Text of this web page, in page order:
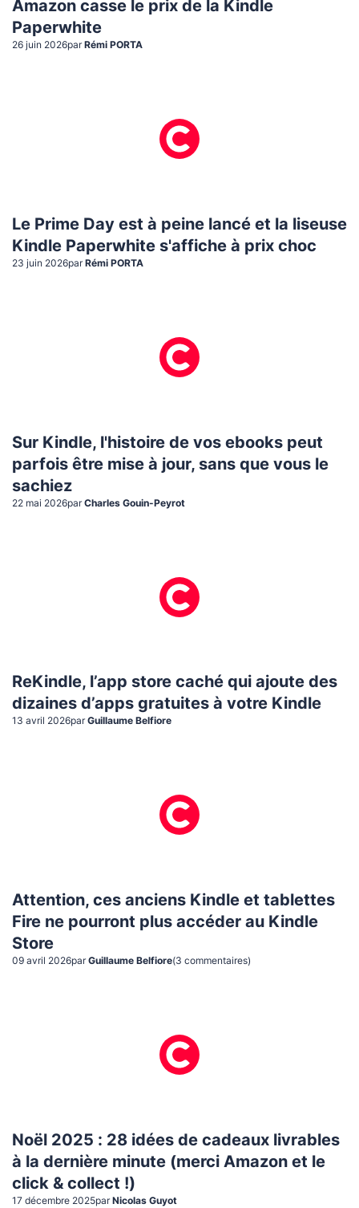
Amazon casse le prix de la Kindle
Paperwhite
26 juin 2026par Rémi PORTA
Le Prime Day est à peine lancé et la liseuse
Kindle Paperwhite s'affiche à prix choc
23 juin 2026par Rémi PORTA
Sur Kindle, l'histoire de vos ebooks peut
parfois être mise à jour, sans que vous le
sachiez
22 mai 2026par Charles Gouin-Peyrot
ReKindle, l’app store caché qui ajoute des
dizaines d’apps gratuites à votre Kindle
13 avril 2026par Guillaume Belfiore
Attention, ces anciens Kindle et tablettes
Fire ne pourront plus accéder au Kindle
Store
09 avril 2026par Guillaume Belfiore(3 commentaires)
Noël 2025 : 28 idées de cadeaux livrables
à la dernière minute (merci Amazon et le
click & collect !)
17 décembre 2025par Nicolas Guyot